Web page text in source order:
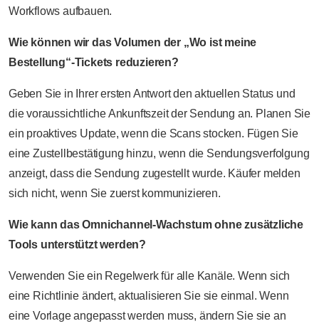
Workflows aufbauen.
Wie können wir das Volumen der „Wo ist meine
Bestellung“-Tickets reduzieren?
Geben Sie in Ihrer ersten Antwort den aktuellen Status und
die voraussichtliche Ankunftszeit der Sendung an. Planen Sie
ein proaktives Update, wenn die Scans stocken. Fügen Sie
eine Zustellbestätigung hinzu, wenn die Sendungsverfolgung
anzeigt, dass die Sendung zugestellt wurde. Käufer melden
sich nicht, wenn Sie zuerst kommunizieren.
Wie kann das Omnichannel-Wachstum ohne zusätzliche
Tools unterstützt werden?
Verwenden Sie ein Regelwerk für alle Kanäle. Wenn sich
eine Richtlinie ändert, aktualisieren Sie sie einmal. Wenn
eine Vorlage angepasst werden muss, ändern Sie sie an